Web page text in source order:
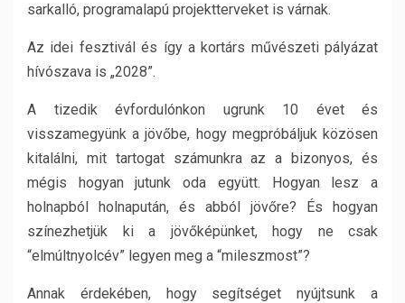
sarkalló, programalapú projektterveket is várnak.
Az idei fesztivál és így a kortárs művészeti pályázat
hívószava is „2028”.
A tizedik évfordulónkon ugrunk 10 évet és
visszamegyünk a jövőbe, hogy megpróbáljuk közösen
kitalálni, mit tartogat számunkra az a bizonyos, és
mégis hogyan jutunk oda együtt. Hogyan lesz a
holnapból holnapután, és abból jövőre? És hogyan
színezhetjük ki a jövőképünket, hogy ne csak
“elmúltnyolcév” legyen meg a “mileszmost”?
Annak érdekében, hogy segítséget nyújtsunk a